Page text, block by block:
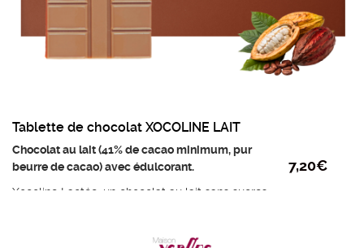
Tablette de chocolat XOCOLINE LAIT
Chocolat au lait (41% de cacao minimum, pur
beurre de cacao) avec édulcorant.
Xocoline Lactée, un chocolat au lait sans sucres
7,20€